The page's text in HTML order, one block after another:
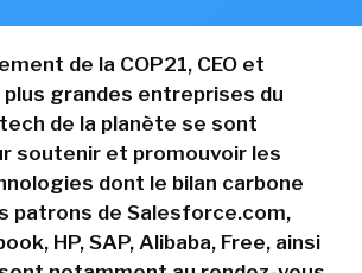
de la COP21, CEO et
grandes entreprises du
de la planète se sont
soutenir et promouvoir les
dont le bilan carbone
patrons de Salesforce.com,
HP, SAP, Alibaba, Free, ainsi